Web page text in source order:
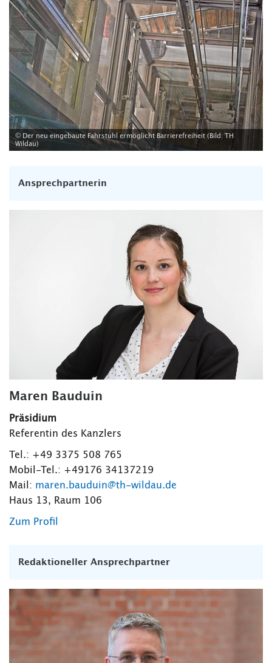
© Der neu eingebaute Fahrstuhl ermöglicht Barrierefreiheit (Bild: TH
Wildau)
Ansprechpartnerin
Maren Bauduin
Präsidium
Referentin des Kanzlers
Tel.: +49 3375 508 765
Mobil-Tel.: +49176 34137219
Mail: maren.bauduin@th-wildau.de
Haus 13, Raum 106
Zum Profil
Redaktioneller Ansprechpartner